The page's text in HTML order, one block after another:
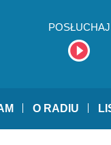
POSŁUCHAJ
O RADIU